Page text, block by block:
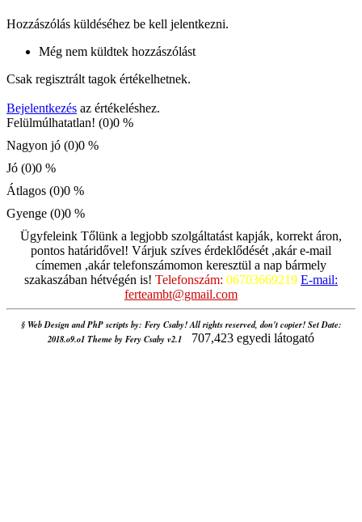
Hozzászólás küldéséhez be kell jelentkezni.
Még nem küldtek hozzászólást
Csak regisztrált tagok értékelhetnek.
Bejelentkezés az értékeléshez.
Felülmúlhatatlan! (0)0 %
Nagyon jó (0)0 %
Jó (0)0 %
Átlagos (0)0 %
Gyenge (0)0 %
Ügyfeleink Tőlünk a legjobb szolgáltatást kapják, korrekt áron,
pontos határidővel! Várjuk szíves érdeklődését ,akár e-mail
címemen ,akár telefonszámomon keresztül a nap bármely
szakaszában hétvégén is! Telefonszám: 06703669219 E-mail:
ferteambt@gmail.com
§ Web Design and PhP scripts by: Fery Csaby! All rights reserved, don't copier! Set Date:
2018.o9.o1 Theme by Fery Csaby v2.1 707,423 egyedi látogató